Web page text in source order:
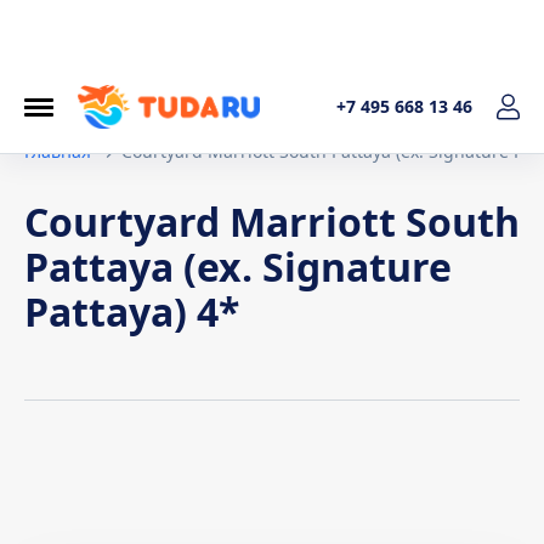
+7 495 668 13 46
Главная
Courtyard Marriott South Pattaya (ex. Signature
Courtyard Marriott South
Pattaya (ex. Signature
Pattaya) 4*